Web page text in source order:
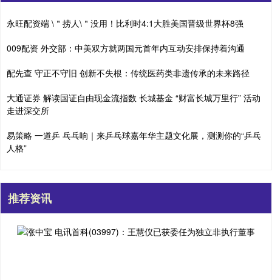
永旺配资端 \＂捞人\＂没用！比利时4:1大胜美国晋级世界杯8强
009配资 外交部：中美双方就两国元首年内互动安排保持着沟通
配先查 守正不守旧 创新不失根：传统医药类非遗传承的未来路径
大通证券 解读国证自由现金流指数 长城基金 “财富长城万里行” 活动
走进深交所
易策略 一道乒 乓乓响｜来乒乓球嘉年华主题文化展，测测你的“乒乓
人格”
推荐资讯